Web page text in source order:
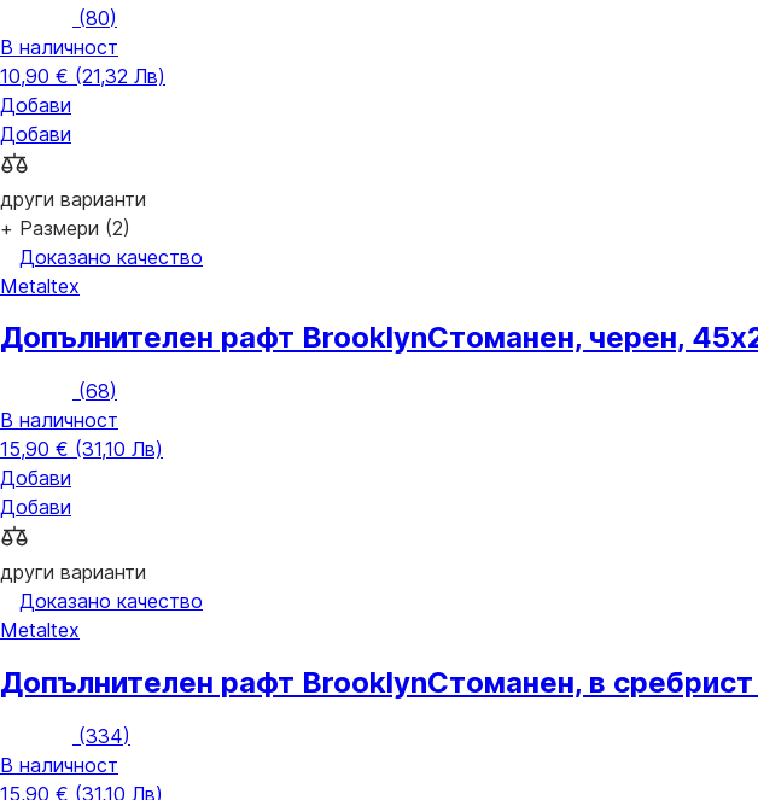
(80)
В наличност
10,90 € (21,32 Лв)
Добави
Добави
други варианти
+ Размери (2)
Доказано качество
Metaltex
Допълнителен рафт BrooklynСтоманен, черен,
(68)
В наличност
15,90 € (31,10 Лв)
Добави
Добави
други варианти
Доказано качество
Metaltex
Допълнителен рафт BrooklynСтоманен, в
(334)
В наличност
15,90 € (31,10 Лв)